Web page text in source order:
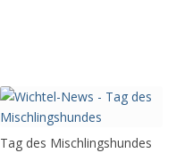
Tag des Mischlingshundes